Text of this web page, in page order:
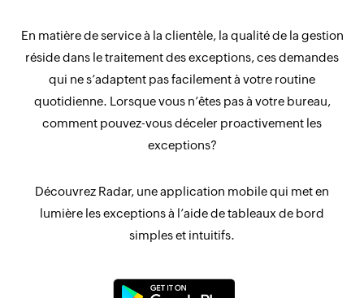
En matière de service à la clientèle, la qualité de la gestion
réside dans le traitement des exceptions, ces demandes
qui ne s’adaptent pas facilement à votre routine
quotidienne. Lorsque vous n’êtes pas à votre bureau,
comment pouvez-vous déceler proactivement les
exceptions?
Découvrez Radar, une application mobile qui met en
lumière les exceptions à l’aide de tableaux de bord
simples et intuitifs.